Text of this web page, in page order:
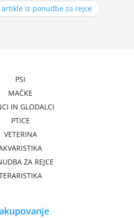
iz ponudbe za rejce
PSI
MAČKE
IN GLODALCI
PTICE
VETERINA
ZA REJCE